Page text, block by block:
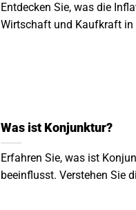
Entdecken Sie, was die
Wirtschaft und Kaufkraft in
Was ist Konjunktur?
Erfahren Sie, was ist
beeinflusst. Verstehen Sie